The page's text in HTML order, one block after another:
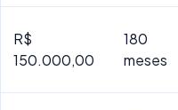
R$
150.000,00
180
meses